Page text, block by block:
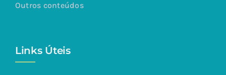
Outros conteúdos
Links Úteis